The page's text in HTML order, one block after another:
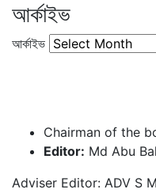
আর্কাইভ
আর্কাইভ
Chairman of the
Editor: Md Abu
Adviser Editor: ADV S